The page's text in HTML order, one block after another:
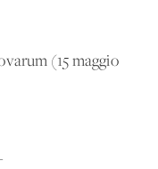
(15 maggio